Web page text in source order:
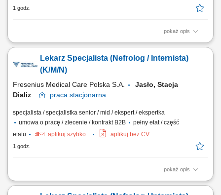
1 godz.
pokaż opis
Ciekawe projekty Tworzenie koncepcji i projektowanie nieruchomości
najemców Wizualizacja i rzuty 3D naszych nieruchomości Współpraca
przy uzyskiwaniu pozwoleń; Komunikacja z urzędami i zewnętrznymi
Lekarz Specjalista (Nefrolog / Internista)
(K/M/N)
Fresenius Medical Care Polska S.A.
Jasło, Stacja
Dializ
praca stacjonarna
specjalista / specjalistka senior / mid / ekspert / ekspertka
umowa o pracę / zlecenie / kontrakt B2B
pełny etat / część
etatu
aplikuj szybko aplikuj bez CV
1 godz.
pokaż opis
Opis stanowiska: Kompleksowa opieka nad pacjentami z chorobami